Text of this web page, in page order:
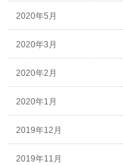
2020年5月
2020年3月
2020年2月
2020年1月
2019年12月
2019年11月